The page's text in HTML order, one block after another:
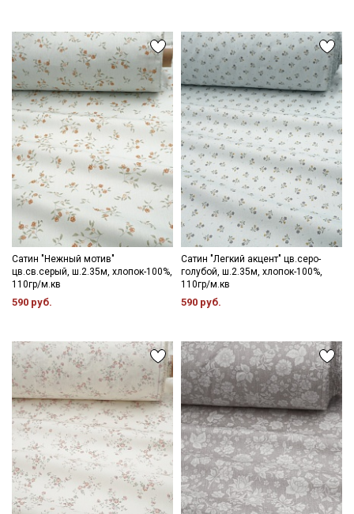
Сатин "Нежный мотив"
цв.св.серый, ш.2.35м, хлопок-100%,
110гр/м.кв
590 руб.
Сатин "Легкий акцент" цв.серо-
голубой, ш.2.35м, хлопок-100%,
110гр/м.кв
590 руб.